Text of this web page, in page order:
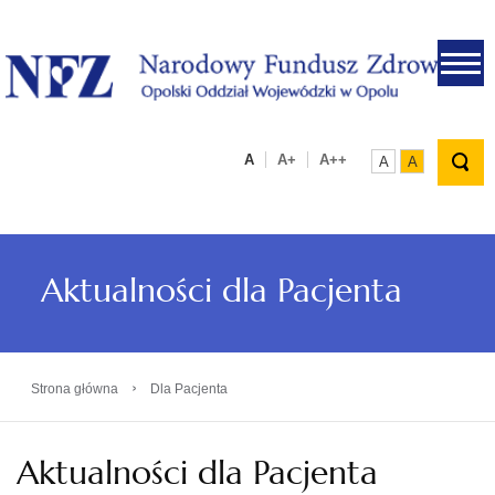
.
A A+ A++ A A
Aktualności dla Pacjenta
Strona główna › Dla Pacjenta
Aktualności dla Pacjenta